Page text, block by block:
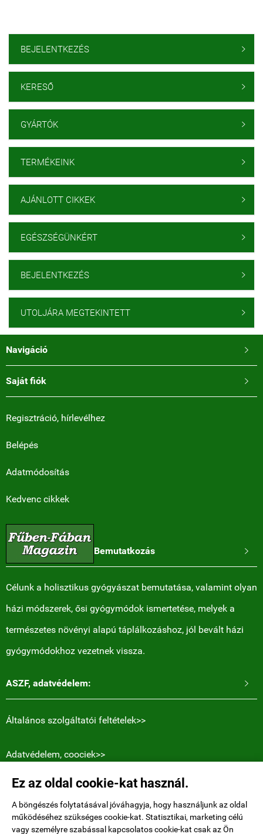
Ez az oldal cookie-kat használ.
A böngészés folytatásával jóváhagyja, hogy használjunk az oldal
működéséhez szükséges cookie-kat. Statisztikai, marketing célú
vagy személyre szabással kapcsolatos cookie-kat csak az Ön
BEJELENTKEZÉS 
KERESŐ 
GYÁRTÓK 
TERMÉKEINK 
AJÁNLOTT CIKKEK 
EGÉSZSÉGÜNKÉRT 
BEJELENTKEZÉS 
UTOLJÁRA MEGTEKINTETT 
Navigáció 
Saját fiók 
Regisztráció, hírlevélhez
Belépés
Adatmódosítás
Kedvenc cikkek
Bemutatkozás 
Célunk a holisztikus gyógyászat bemutatása, valamint olyan
házi módszerek, ősi gyógymódok ismertetése, melyek a
természetes növényi alapú táplálkozáshoz, jól bevált házi
gyógymódokhoz vezetnek vissza.
ASZF, adatvédelem: 
Általános szolgáltatói feltételek>>
Adatvédelem, coociek>>
Elérhetőségek:
Holly Heart blogger Magyar honlapja.
Niederdorfstrasse 38, 8001 Zürich, Switzerland